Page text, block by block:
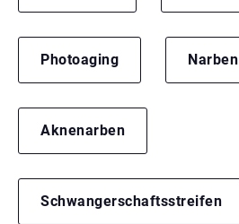
Photoaging Narben
Aknenarben
Schwangerschaftsstreifen